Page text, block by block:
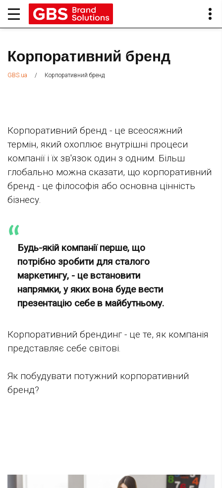
Корпоративний бренд
GBS.ua / Корпоративний бренд
Корпоративний бренд - це всеосяжний
термін, який охоплює внутрішні процеси
компанії і їх зв'язок один з одним. Більш
глобально можна сказати, що корпоративний
бренд - це філософія або основна цінність
бізнесу.
Будь-якій компанії перше, що
потрібно зробити для сталого
маркетингу, - це встановити
напрямки, у яких вона буде вести
презентацію себе в майбутньому.
Корпоративний брендинг - це те, як компанія
представляє себе світові.
Як побудувати потужний корпоративний
бренд?